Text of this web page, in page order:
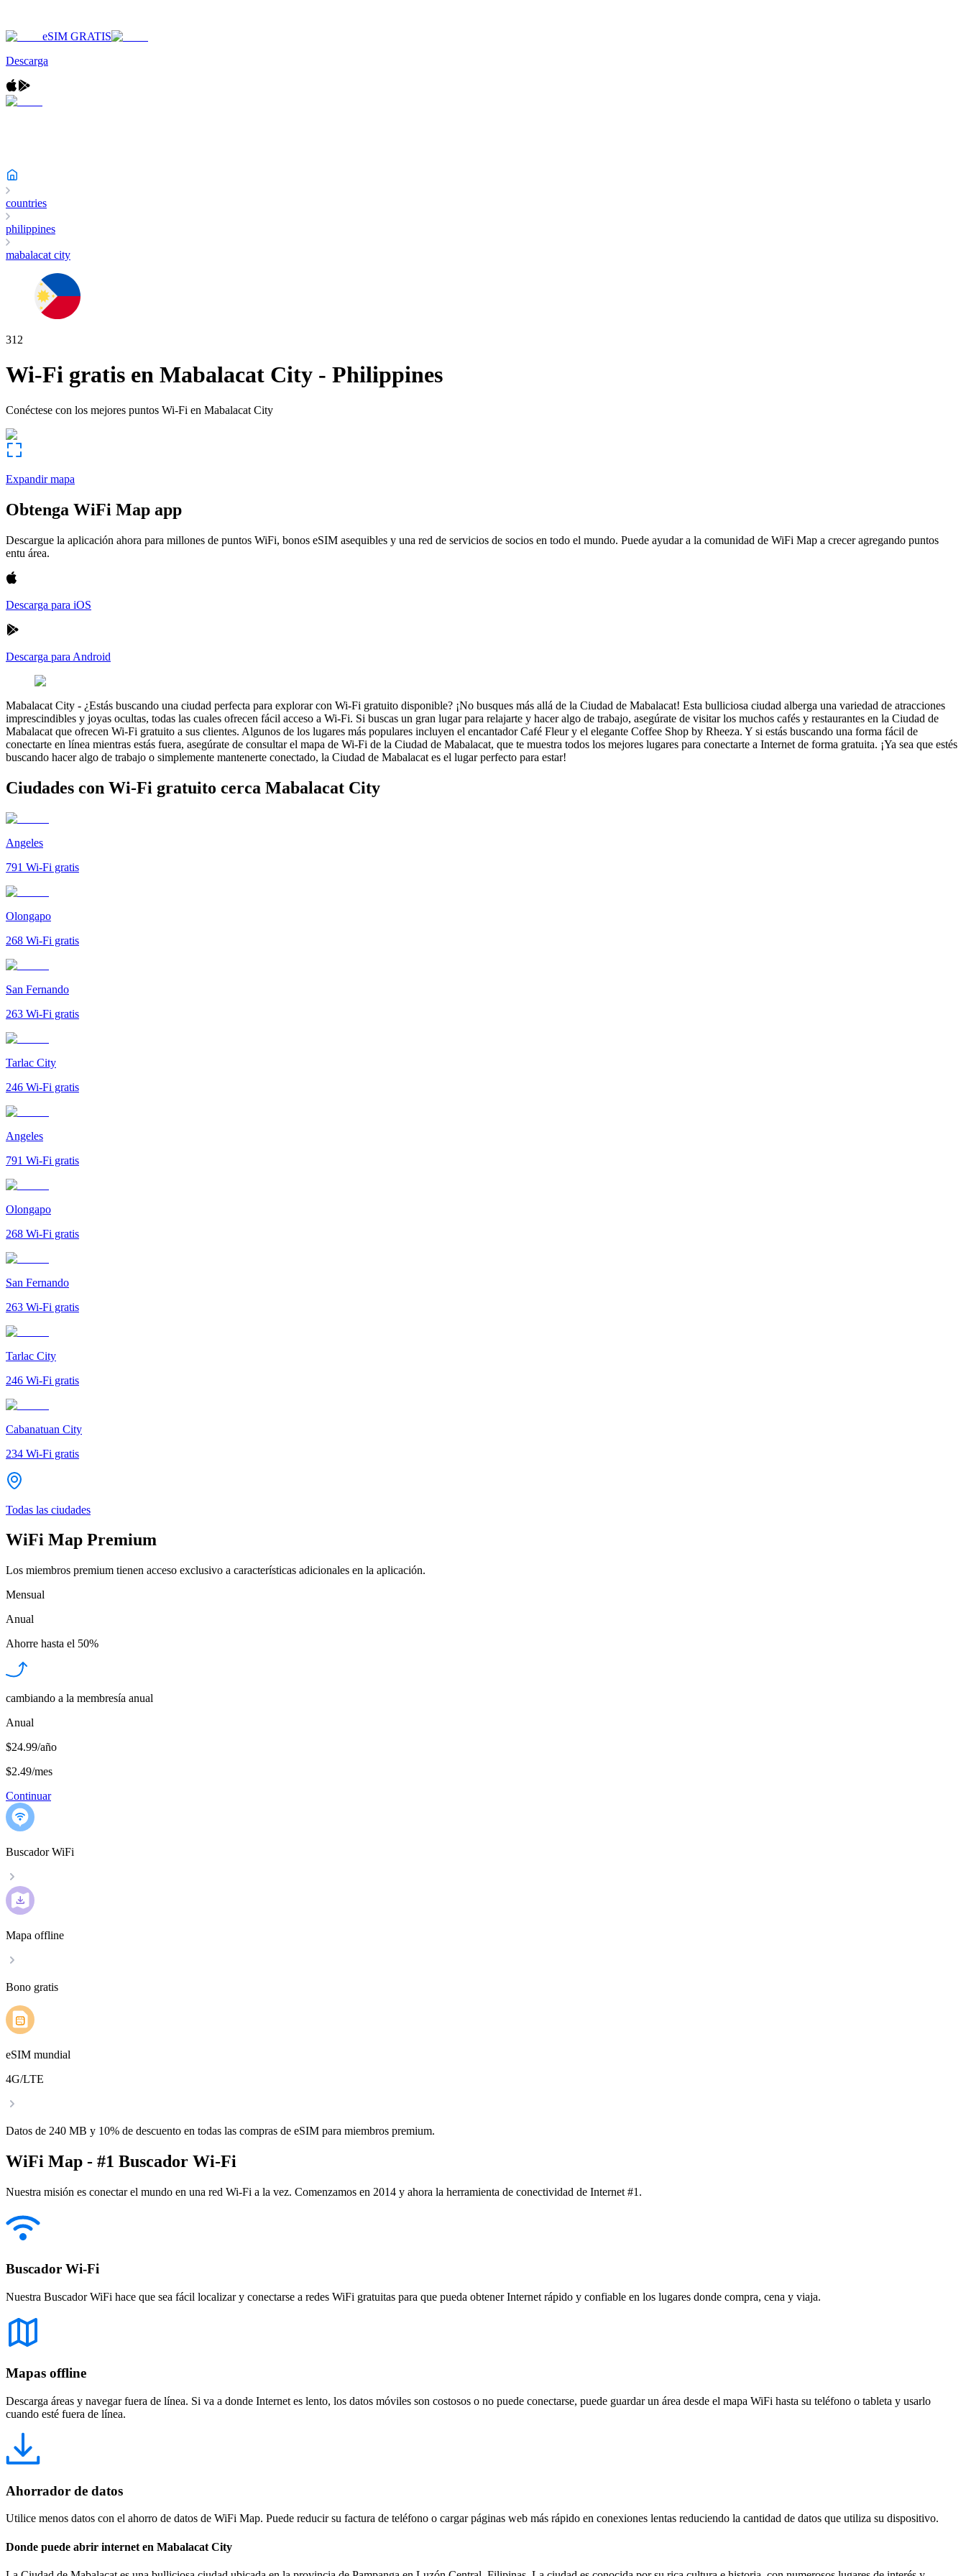
eSIM GRATIS
Descarga
countries
philippines
mabalacat city
312
Wi-Fi gratis en Mabalacat City - Philippines
Conéctese con los mejores puntos Wi-Fi en Mabalacat City
Expandir mapa
Obtenga WiFi Map app
Descargue la aplicación ahora para millones de puntos WiFi, bonos eSIM asequibles y una red de servicios de socios en todo el mundo. Puede ayudar a la comunidad de WiFi Map a crecer agregando puntos
entu área.
Descarga para iOS
Descarga para Android
Mabalacat City - ¿Estás buscando una ciudad perfecta para explorar con Wi-Fi gratuito disponible? ¡No busques más allá de la Ciudad de Mabalacat! Esta bulliciosa ciudad alberga una variedad de atracciones
imprescindibles y joyas ocultas, todas las cuales ofrecen fácil acceso a Wi-Fi. Si buscas un gran lugar para relajarte y hacer algo de trabajo, asegúrate de visitar los muchos cafés y restaurantes en la Ciudad de
Mabalacat que ofrecen Wi-Fi gratuito a sus clientes. Algunos de los lugares más populares incluyen el encantador Café Fleur y el elegante Coffee Shop by Rheeza. Y si estás buscando una forma fácil de
conectarte en línea mientras estás fuera, asegúrate de consultar el mapa de Wi-Fi de la Ciudad de Mabalacat, que te muestra todos los mejores lugares para conectarte a Internet de forma gratuita. ¡Ya sea que estés
buscando hacer algo de trabajo o simplemente mantenerte conectado, la Ciudad de Mabalacat es el lugar perfecto para estar!
Ciudades con Wi-Fi gratuito cerca Mabalacat City
Angeles
791 Wi-Fi gratis
Olongapo
268 Wi-Fi gratis
San Fernando
263 Wi-Fi gratis
Tarlac City
246 Wi-Fi gratis
Angeles
791 Wi-Fi gratis
Olongapo
268 Wi-Fi gratis
San Fernando
263 Wi-Fi gratis
Tarlac City
246 Wi-Fi gratis
Cabanatuan City
234 Wi-Fi gratis
Todas las ciudades
WiFi Map Premium
Los miembros premium tienen acceso exclusivo a características adicionales en la aplicación.
Mensual
Anual
Ahorre hasta el 50%
cambiando a la membresía anual
Anual
$24.99/año
$2.49/mes
Continuar
Buscador WiFi
Mapa offline
Bono gratis
eSIM mundial
4G/LTE
Datos de 240 MB y 10% de descuento en todas las compras de eSIM para miembros premium.
WiFi Map - #1 Buscador Wi-Fi
Nuestra misión es conectar el mundo en una red Wi-Fi a la vez. Comenzamos en 2014 y ahora la herramienta de conectividad de Internet #1.
Buscador Wi-Fi
Nuestra Buscador WiFi hace que sea fácil localizar y conectarse a redes WiFi gratuitas para que pueda obtener Internet rápido y confiable en los lugares donde compra, cena y viaja.
Mapas offline
Descarga áreas y navegar fuera de línea. Si va a donde Internet es lento, los datos móviles son costosos o no puede conectarse, puede guardar un área desde el mapa WiFi hasta su teléfono o tableta y usarlo
cuando esté fuera de línea.
Ahorrador de datos
Utilice menos datos con el ahorro de datos de WiFi Map. Puede reducir su factura de teléfono o cargar páginas web más rápido en conexiones lentas reduciendo la cantidad de datos que utiliza su dispositivo.
Donde puede abrir internet en Mabalacat City